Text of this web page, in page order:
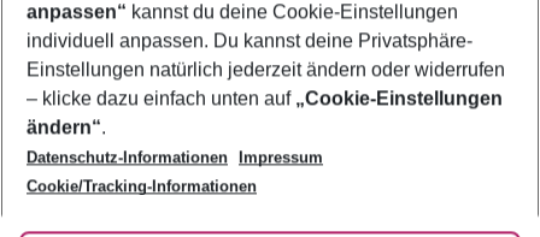
Footer
Footer navigation
Über uns
AGB
Bestpreisgarantie
Cookie-Einstellungen ändern
Cookie-Richtlinie
Agenturbetreuung
Barrierefreies Reisen
Folge uns
anpassen“ kannst du deine Cookie-Einstellungen
individuell anpassen. Du kannst deine Privatsphäre-
Einstellungen natürlich jederzeit ändern oder widerrufen
– klicke dazu einfach unten auf „Cookie-Einstellungen
ändern“.
Datenschutz-Informationen
Impressum
Cookie/Tracking-Informationen